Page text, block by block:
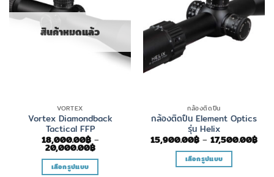
สินค้าหมดแล้ว
VORTEX
Vortex Diamondback
Tactical FFP
18,000.00฿ –
20,000.00฿Price
range:
18,000.00฿
through
เลือกรูปแบบ
กล้องติดปืน
กล้องติดปืน Element Optics
รุ่น Helix
15,900.00฿ – 17,500.00฿
เลือกรูปแบบ